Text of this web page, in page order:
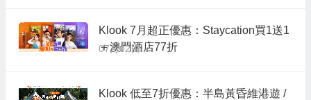
Klook 7月超正優惠：Staycation買1送1
＋澳門酒店77折
07月02日
Klook 低至7折優惠：半島黃昏維港遊 /